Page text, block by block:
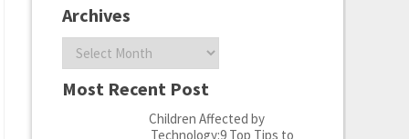
Archives
Archives
Most Recent Post
Children Affected by
Technology:9 Top Tips to